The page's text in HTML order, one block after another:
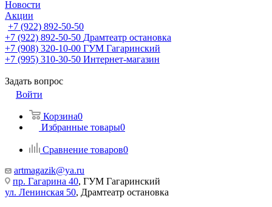
Новости
Акции
+7 (922) 892-50-50
+7 (922) 892-50-50 Драмтеатр остановка
+7 (908) 320-10-00 ГУМ Гагаринский
+7 (995) 310-30-50 Интернет-магазин
Задать вопрос
Войти
Корзина0
Избранные товары0
Сравнение товаров0
artmagazik@ya.ru
пр. Гагарина 40, ГУМ Гагаринский
ул. Ленинская 50, Драмтеатр остановка